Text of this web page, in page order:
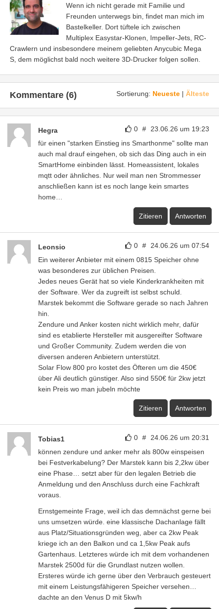
Wenn ich nicht gerade mit Familie und
Freunden unterwegs bin, findet man mich im
Bastelkeller. Dort tüftele ich zwischen
Multiplex Easystar-Klonen, Impeller-Jets, RC-
Crawlern und insbesondere meinem geliebten Anycubic Mega
S, dem möglichst bald noch weitere 3D-Drucker folgen sollen.
Sortierung: Neueste | Älteste
Kommentare (6)
0 # 23.06.26 um 19:23
Hegra
für einen "starken Einstieg ins Smarthonme" sollte man
auch mal drauf eingehen, ob sich das Ding auch in ein
SmartHome einbinden lässt. Homeassistent, lokales
mqtt oder ähnliches. Nur weil man nen Strommesser
anschließen kann ist es noch lange kein smartes
home…
Zitieren Antworten
0 # 24.06.26 um 07:54
Leonsio
Ein weiterer Anbieter mit einem 0815 Speicher ohne
was besonderes zur üblichen Preisen.
Jedes neues Gerät hat so viele Kinderkrankheiten mit
der Software. Wer da zugreift ist selbst schuld.
Marstek bekommt die Software gerade so nach Jahren
hin.
Zendure und Anker kosten nicht wirklich mehr, dafür
sind es etablierte Hersteller mit ausgereifter Software
und Großer Community. Zudem werden die von
diversen anderen Anbietern unterstützt.
Solar Flow 800 pro kostet des Öfteren um die 450€
über Ali deutlich günstiger. Also sind 550€ für 2kw jetzt
kein Preis wo man jubeln möchte
Zitieren Antworten
0 # 24.06.26 um 20:31
Tobias1
können zendure und anker mehr als 800w einspeisen
bei Festverkabelung? Der Marstek kann bis 2,2kw über
eine Phase… setzt aber für den legalen Betrieb die
Anmeldung und den Anschluss durch eine Fachkraft
voraus.
Ernstgemeinte Frage, weil ich das demnächst gerne bei
uns umsetzen würde. eine klassische Dachanlage fällt
aus Platz/Situationsgründen weg, aber ca 2kw Peak
kriege ich an den Balkon und ca 1,5kw Peak aufs
Gartenhaus. Letzteres würde ich mit dem vorhandenen
Marstek 2500d für die Grundlast nutzen wollen.
Ersteres würde ich gerne über den Verbrauch gesteuert
mit einem Leistungsfähigeren Speicher versehen…
dachte an den Venus D mit 5kw/h